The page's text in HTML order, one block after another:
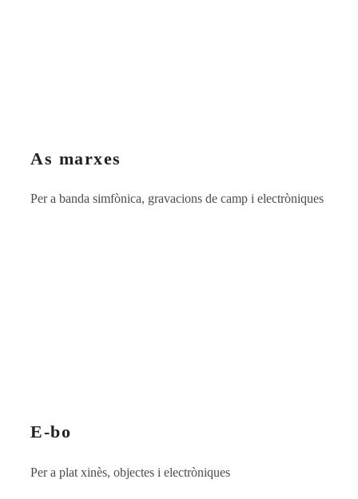
As marxes
Per a banda simfònica, gravacions de camp i electròniques
E-bo
Per a plat xinès, objectes i electròniques